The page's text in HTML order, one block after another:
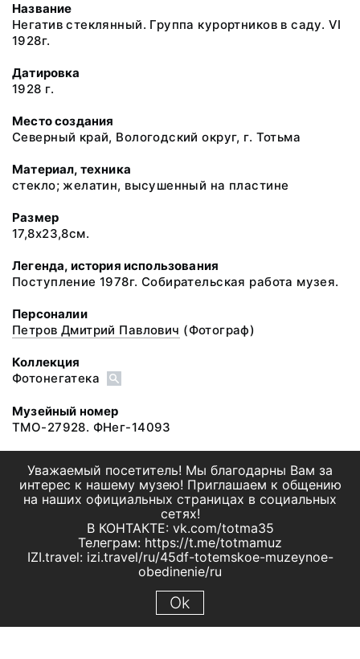
Название
Негатив стеклянный. Группа курортников в саду. VI
1928г.
Датировка
1928 г.
Место создания
Северный край, Вологодский округ, г. Тотьма
Материал, техника
стекло; желатин, высушенный на пластине
Размер
17,8х23,8см.
Легенда, история использования
Поступление 1978г. Собирательская работа музея.
Персоналии
Петров Дмитрий Павлович (Фотограф)
Коллекция
Фотонегатека
Музейный номер
ТМО-27928. ФНег-14093
Уважаемый посетитель! Мы благодарны Вам за
интерес к нашему музею! Приглашаем к общению
на наших официальных страницах в социальных
сетях!
В КОНТАКТЕ: vk.com/totma35
Телеграм: https://t.me/totmamuz
IZI.travel: izi.travel/ru/45df-totemskoe-muzeynoe-
obedinenie/ru
Ok